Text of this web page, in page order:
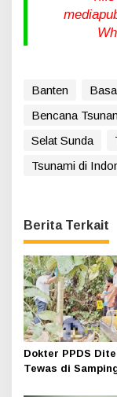
Banten
Bencana
Selat Sunda
Tsunami di
Berita Terkait
Dokter PPDS
Tewas di